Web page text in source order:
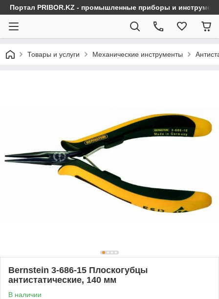
Портал PRIBOR.KZ - промышленные приборы и
Товары и услуги Механические инструменты
Bernstein 3-686-15 Плоскогубцы
антистатические, 140 мм
В наличии